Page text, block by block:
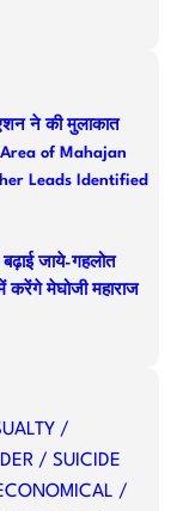
ने की मुलाकात
of Mahajan
Leads Identified
बढ़ाई जाये-गहलोत
करेंगे मेघोजी महाराज
/
/ SUICIDE
/